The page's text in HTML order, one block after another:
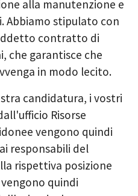
alla manutenzione e
Abbiamo stipulato con
contratto di
che garantisce che
in modo lecito.
candidatura, i vostri
Risorse
vengono quindi
responsabili del
rispettiva posizione
vengono quindi